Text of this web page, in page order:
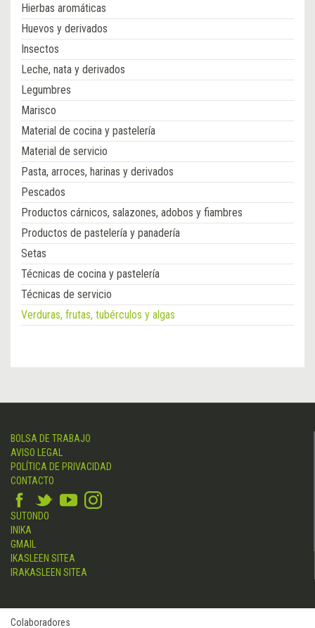
Hierbas aromáticas
Huevos y derivados
Insectos
Leche, nata y derivados
Legumbres
Marisco
Material de cocina y pastelería
Material de servicio
Pasta, arroces, harinas y derivados
Pescados
Productos cárnicos, salazones, adobos y fiambres
Productos de pastelería y panadería
Setas
Técnicas de cocina y pastelería
Técnicas de servicio
Verduras, frutas, tubérculos y algas
BOLSA DE TRABAJO
AVISO LEGAL
POLÍTICA DE PRIVACIDAD
CONTACTO
SUTONDO
INIKA
GMAIL
IKASLEEN SITEA
IRAKASLEEN SITEA
Colaboradores